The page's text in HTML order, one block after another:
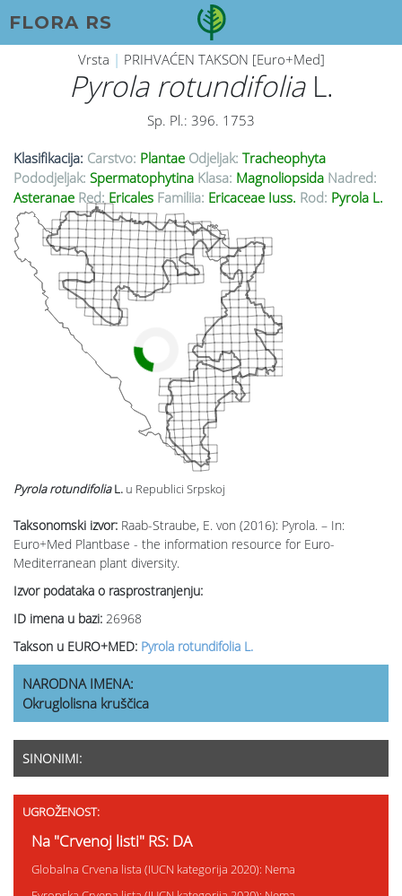
FLORA RS
Vrsta | PRIHVAĆEN TAKSON [Euro+Med]
Pyrola rotundifoliaL.
Sp. Pl.: 396. 1753
Klasifikacija: Carstvo: Plantae Odjeljak: Tracheophyta
Pododjeljak: Spermatophytina Klasa: Magnoliopsida Nadred:
Asteranae Red: Ericales Familija: Ericaceae Juss. Rod: Pyrola L.
Taksonomski izvor: Raab-Straube, E. von (2016): Pyrola. – In:
Euro+Med Plantbase - the information resource for Euro-
Mediterranean plant diversity.
Izvor podataka o rasprostranjenju:
ID imena u bazi: 26968
Takson u EURO+MED: Pyrola rotundifolia L.
Pyrola rotundifoliaL. u Republici Srpskoj
NARODNA IMENA:
Okruglolisna kruščica
SINONIMI:
UGROŽENOST:
Na "Crvenoj listi" RS: DA
Globalna Crvena lista (IUCN kategorija 2020): Nema